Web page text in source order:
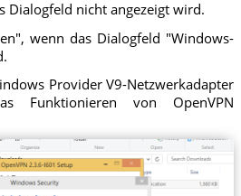
Dialogfeld nicht angezeigt wird.
wenn das Dialogfeld "Windows-
Provider V9-Netzwerkadapter
Funktionieren von OpenVPN